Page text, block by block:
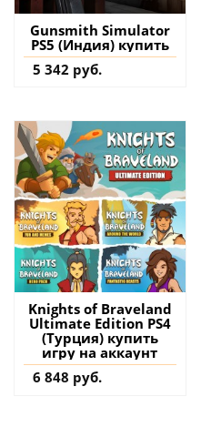
Gunsmith Simulator
PS5 (Индия) купить
5 342 руб.
Knights of Braveland
Ultimate Edition PS4
(Турция) купить
игру на аккаунт
6 848 руб.